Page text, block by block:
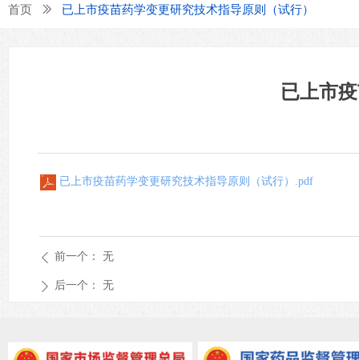
已上市
已上市疫苗药学变更研究技术指导原则（试行）.pdf
ꄴ 前一个： 无
ꄲ 后一个： 无
首页 ꅀ 已上市疫苗药学变更研究技术指导原则（试行）